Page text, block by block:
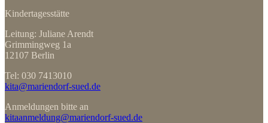
Kindertagesstätte
Leitung: Juliane Arendt
Grimmingweg 1a
12107 Berlin
Tel: 030 7413010
kita@mariendorf-sued.de
Anmeldungen bitte an
kitaanmeldung@mariendorf-sued.de